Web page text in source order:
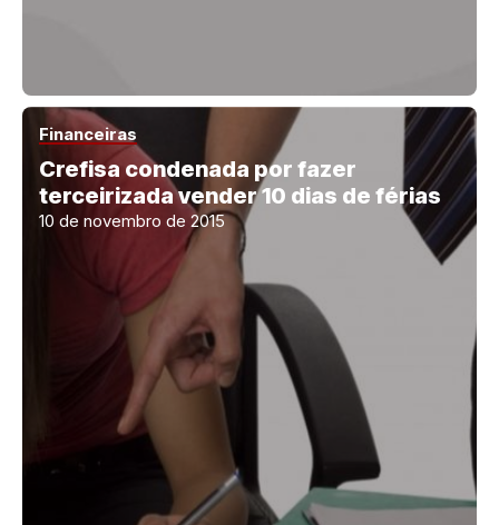
Financeiras
Crefisa condenada por fazer
terceirizada vender 10 dias de férias
10 de novembro de 2015